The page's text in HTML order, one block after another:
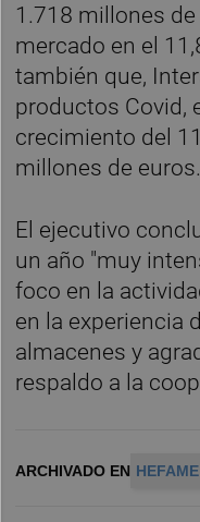
1.718 millones
mercado en el
también que,
productos Covid,
crecimiento del
millones de euros.
El ejecutivo
un año "muy
foco en la
en la experiencia
almacenes y
respaldo a la
ARCHIVADO EN HEFAME